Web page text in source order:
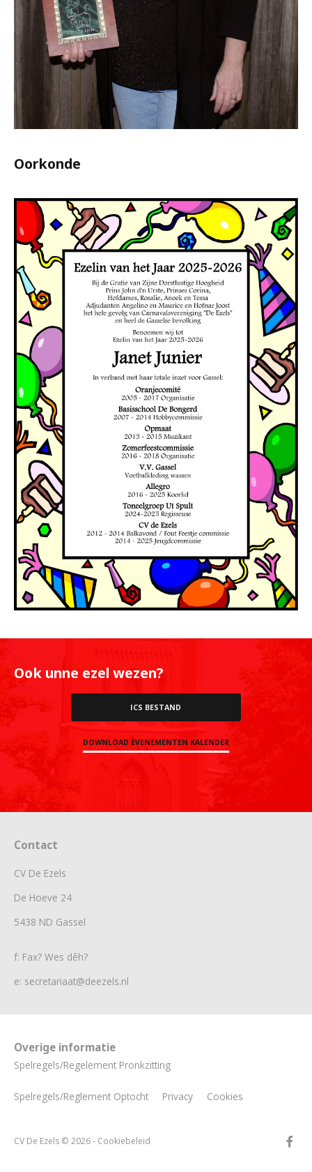
Oorkonde
Ook unne ezel wezen?
ICS BESTAND
DOWNLOAD EVENEMENTEN KALENDER
Contact
CV De Ezels
De Hoeve 24
5438 ND Gassel
f: Fax? Wes dêh?
e: secretariaat@deezels.nl
Overige informatie
Spelregels/Regelement Pronkzitting
Spelregels/Reglement Optocht Privacy Cookies
CV De Ezels © 2026 - Cookiebeleid